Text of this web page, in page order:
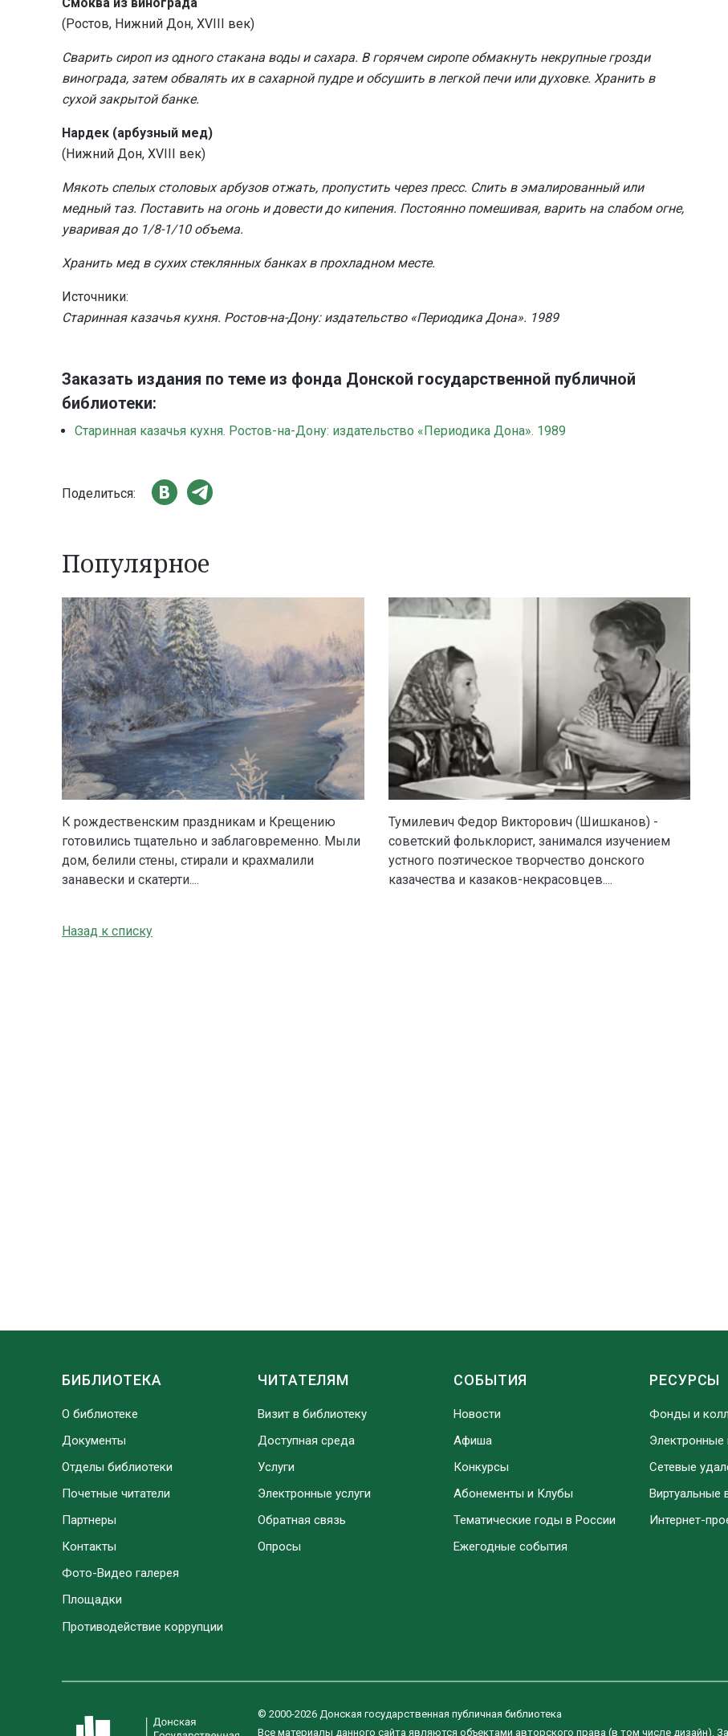
Смоква из винограда
(Ростов, Нижний Дон, XVIII век)
Сварить сироп из одного стакана воды и сахара. В горячем сиропе обмакнуть некрупные грозди
винограда, затем обвалять их в сахарной пудре и обсушить в легкой печи или духовке. Хранить в
сухой закрытой банке.
Нардек (арбузный мед)
(Нижний Дон, XVIII век)
Мякоть спелых столовых арбузов отжать, пропустить через пресс. Слить в эмалированный или
медный таз. Поставить на огонь и довести до кипения. Постоянно помешивая, варить на слабом огне,
уваривая до 1/8-1/10 объема.
Хранить мед в сухих стеклянных банках в прохладном месте.
Источники:
Старинная казачья кухня. Ростов-на-Дону: издательство «Периодика Дона». 1989
Заказать издания по теме из фонда Донской государственной публичной
библиотеки:
Старинная казачья кухня. Ростов-на-Дону: издательство «Периодика Дона». 1989
Поделиться:
Популярное
К рождественским праздникам и Крещению
готовились тщательно и заблаговременно. Мыли
дом, белили стены, стирали и крахмалили
занавески и скатерти....
Тумилевич Федор Викторович (Шишканов) -
советский фольклорист, занимался изучением
устного поэтическое творчество донского
казачества и казаков-некрасовцев....
Назад к списку
БИБЛИОТЕКА
О библиотеке
Документы
Отделы библиотеки
Почетные читатели
Партнеры
Контакты
Фото-Видео галерея
Площадки
Противодействие коррупции
ЧИТАТЕЛЯМ
Визит в библиотеку
Доступная среда
Услуги
Электронные услуги
Обратная связь
Опросы
СОБЫТИЯ
Новости
Афиша
Конкурсы
Абонементы и Клубы
Тематические годы в России
Ежегодные события
РЕСУРСЫ
Фонды и
Электронные
Сетевые
Виртуальные
Интернет-
© 2000-2026 Донская государственная публичная библиотека
Все материалы данного сайта являются объектами авторского права (в том числе дизайн).